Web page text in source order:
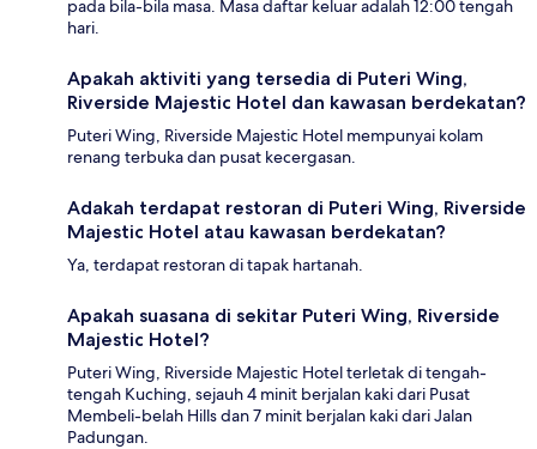
pada bila-bila masa. Masa daftar keluar adalah 12:00 tengah
hari.
Apakah aktiviti yang tersedia di Puteri Wing,
Riverside Majestic Hotel dan kawasan berdekatan?
Puteri Wing, Riverside Majestic Hotel mempunyai kolam
renang terbuka dan pusat kecergasan.
Adakah terdapat restoran di Puteri Wing, Riverside
Majestic Hotel atau kawasan berdekatan?
Ya, terdapat restoran di tapak hartanah.
Apakah suasana di sekitar Puteri Wing, Riverside
Majestic Hotel?
Puteri Wing, Riverside Majestic Hotel terletak di tengah-
tengah Kuching, sejauh 4 minit berjalan kaki dari Pusat
Membeli-belah Hills dan 7 minit berjalan kaki dari Jalan
Padungan.